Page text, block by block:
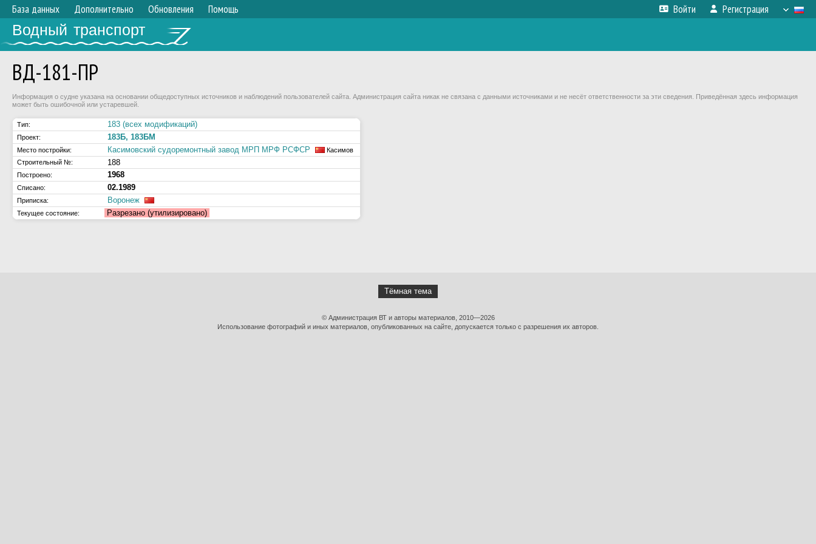
База данных Дополнительно Обновления Помощь Войти Регистрация
Водный транспорт
ВД-181-ПР
Информация о судне указана на основании общедоступных источников и наблюдений пользователей сайта. Администрация сайта никак не связана с данными источниками и не несёт ответственности за эти сведения. Приведённая здесь информация
может быть ошибочной или устаревшей.
Тип: 183 (всех модификаций)
Проект: 183Б, 183БМ
Место постройки: Касимовский судоремонтный завод МРП МРФ РСФСР
Касимов
Строительный №:
188
Построено: 1968
Списано: 02.1989
Приписка: Воронеж
Текущее состояние: Разрезано (утилизировано)
Тёмная тема
© Администрация ВТ и авторы материалов, 2010—2026
Использование фотографий и иных материалов, опубликованных на сайте, допускается только с разрешения их авторов.